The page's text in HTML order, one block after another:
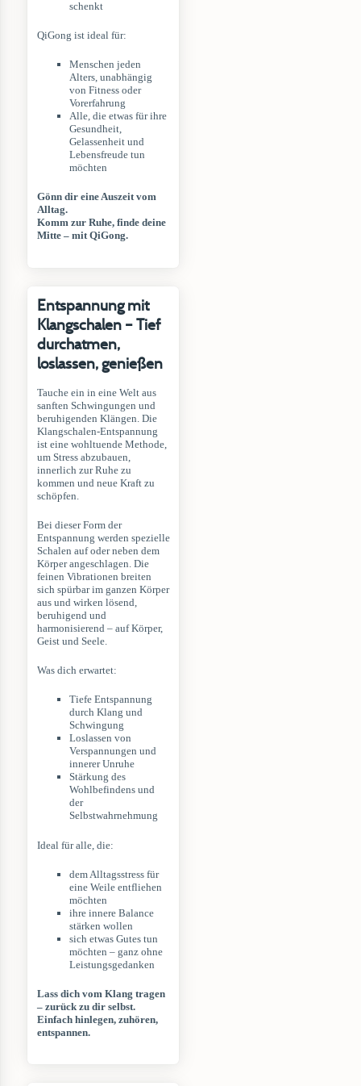
schenkt
QiGong ist ideal für:
Menschen jeden
Alters, unabhängig
von Fitness oder
Vorerfahrung
Alle, die etwas für ihre
Gesundheit,
Gelassenheit und
Lebensfreude tun
möchten
Gönn dir eine Auszeit vom
Alltag.
Komm zur Ruhe, finde deine
Mitte – mit QiGong.
Entspannung mit
Klangschalen – Tief
durchatmen,
loslassen, genießen
Tauche ein in eine Welt aus
sanften Schwingungen und
beruhigenden Klängen. Die
Klangschalen-Entspannung
ist eine wohltuende Methode,
um Stress abzubauen,
innerlich zur Ruhe zu
kommen und neue Kraft zu
schöpfen.
Bei dieser Form der
Entspannung werden spezielle
Schalen auf oder neben dem
Körper angeschlagen. Die
feinen Vibrationen breiten
sich spürbar im ganzen Körper
aus und wirken lösend,
beruhigend und
harmonisierend – auf Körper,
Geist und Seele.
Was dich erwartet:
Tiefe Entspannung
durch Klang und
Schwingung
Loslassen von
Verspannungen und
innerer Unruhe
Stärkung des
Wohlbefindens und
der
Selbstwahrnehmung
Ideal für alle, die:
dem Alltagsstress für
eine Weile entfliehen
möchten
ihre innere Balance
stärken wollen
sich etwas Gutes tun
möchten – ganz ohne
Leistungsgedanken
Lass dich vom Klang tragen
– zurück zu dir selbst.
Einfach hinlegen, zuhören,
entspannen.